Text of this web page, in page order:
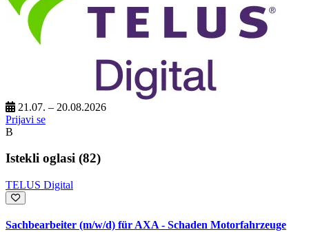
21.07. – 20.08.2026
Prijavi se
B
Istekli oglasi (82)
TELUS Digital
Sachbearbeiter (m/w/d) für AXA - Schaden Motorfahrzeuge